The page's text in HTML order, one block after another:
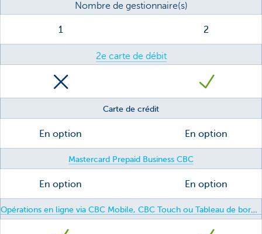
1 2
En option En option
En option En option
Nombre de gestionnaire(s)
2e carte de débit
Carte de crédit
Mastercard Prepaid Business CBC